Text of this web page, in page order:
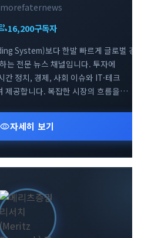
16,200구독자
System)보다 한발 빠르게 글로벌 경
는 전문 뉴스 채널입니다. 투자에
간 정치, 경제, 사회 이슈와 IT·테크
제공합니다. 복잡한 시장의 흐름을
공유합니다. 급변하는 시장 속에서
보세요.
visibility자세히 보기